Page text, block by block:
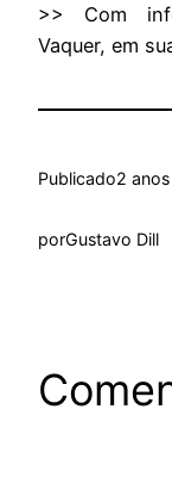
>> Com
Vaquer, em
Publicado2
porGustavo Dill